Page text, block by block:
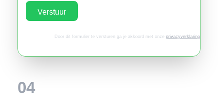
Verstuur
Door dit formulier te versturen ga je akkoord met onze privacyverklaring.
04